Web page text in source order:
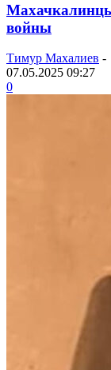
войны
Тимур Махалиев -
07.05.2025 09:27
0